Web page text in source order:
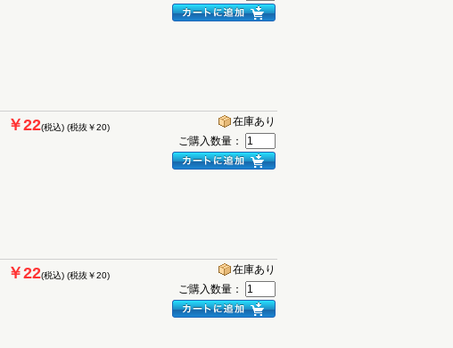
￥22(税込) (税抜￥20)
在庫あり
ご購入数量：
￥22(税込) (税抜￥20)
在庫あり
ご購入数量：